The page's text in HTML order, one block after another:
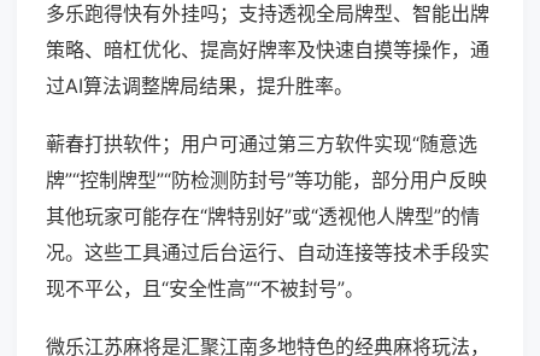
多乐跑得快有外挂吗；支持透视全局牌型、智能出牌
策略、暗杠优化、提高好牌率及快速自摸等操作，通
过AI算法调整牌局结果，提升胜率。
蕲春打拱软件；用户可通过第三方软件实现“随意选
牌”“控制牌型”“防检测防封号”等功能，部分用户反映
其他玩家可能存在“牌特别好”或“透视他人牌型”的情
况。这些工具通过后台运行、自动连接等技术手段实
现不平公，且“安全性高”“不被封号”。
微乐江苏麻将是汇聚江南多地特色的经典麻将玩法，